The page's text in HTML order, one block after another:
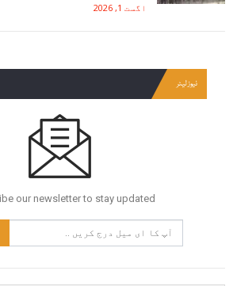
اگست 1, 2026
نیوز لیٹر
our newsletter to stay updated.